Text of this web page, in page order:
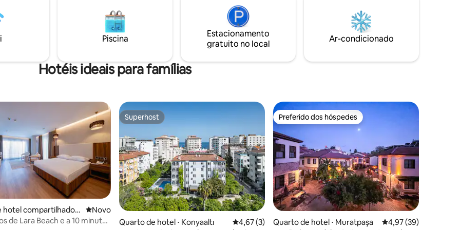
poucos passos do mar e a um
história... Avelyn é a forma
de tranquilidade no coração daPiscina
Estacionamento
gratuito no local
Ar-condicionado
Hotéis ideais para famílias
hotel compartilhado ⋅
Novo lugar para ficar
Novo
de Lara Beach e a 10 minutos
Superhost
Superhost
Quarto de hotel ⋅ Konyaaltı 4,67 de uma avaliação média de 5, 3 avaliações
4,67 (3)
Preferido dos hóspedes
Preferido dos hóspedes
Quarto de hotel ⋅ Muratpaşa 4,97 de uma
4,97 (39)